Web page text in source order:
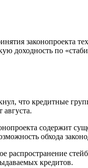
законопроекта
доходность по
что кредитные
содержит
обхода
кредитов.